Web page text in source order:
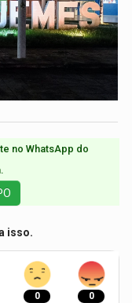
no WhatsApp do
isso.
0 0